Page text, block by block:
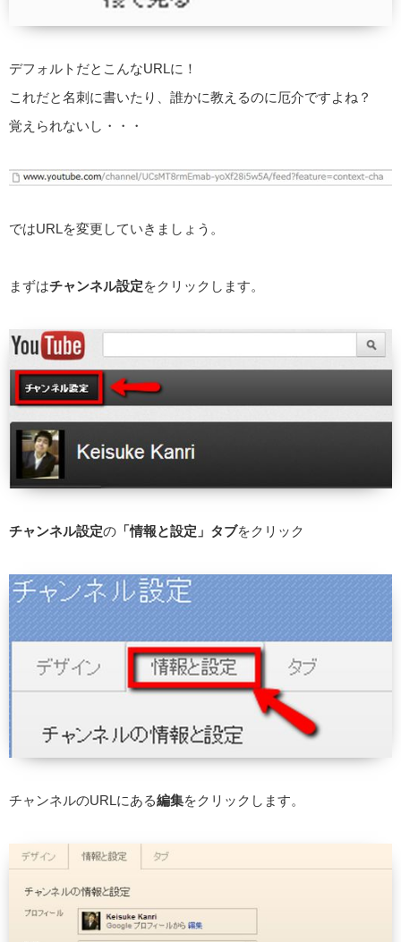
デフォルトだとこんなURLに！
これだと名刺に書いたり、誰かに教えるのに厄介ですよね？
覚えられないし・・・
ではURLを変更していきましょう。
まずはチャンネル設定をクリックします。
チャンネル設定の 「情報と設定」タブをクリック
チャンネルのURLにある編集をクリックします。